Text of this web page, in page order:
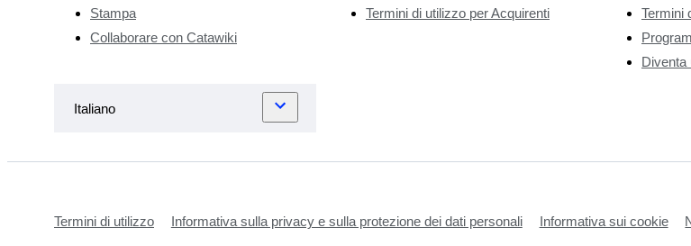
Stampa
Collaborare con Catawiki
Termini di utilizzo per Acquirenti
Termini
Diventa
Termini di utilizzo Informativa sulla privacy e sulla protezione dei dati personali Informativa sui cookie